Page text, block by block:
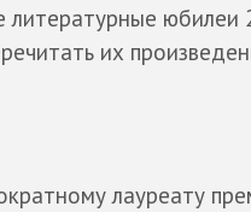
юбилеи
их
лауреату